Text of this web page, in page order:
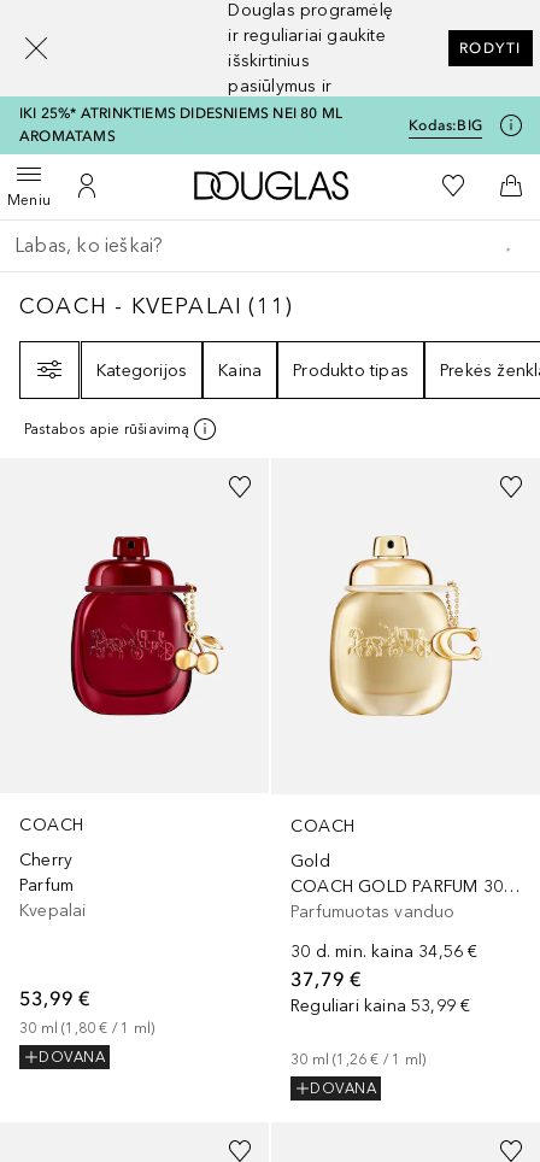
Douglas programėlę
ir reguliariai gaukite
išskirtinius
pasiūlymus ir
nuolaidas
RODYTI
IKI 25%* ATRINKTIEMS DIDESNIEMS NEI 80 ML
AROMATAMS
Kodas:BIG
MeniuAtidaryti meniuĮ mano paskyrą
Į Douglas pagrindinį
Į mano
Į
Grįžk atgal
Vykdykite paiešką
COACH - KVEPALAI 11
COACH - KVEPALAI (11 )
Kategorijos
Kaina Produkto tipas Prekės
Pastabos apie rūšiavimą
COACH
Cherry
Parfum
Kvepalai
53,99 €
30 ml (1,80 € / 1 ml)
DOVANA
COACH
Gold
COACH GOLD PARFUM 30ML
Parfumuotas vanduo
30 d. min. kaina 34,56 €
37,79 €
Reguliari kaina 53,99 €
30 ml (1,26 € / 1 ml)
DOVANA
[navigation.slideout.screenreader]